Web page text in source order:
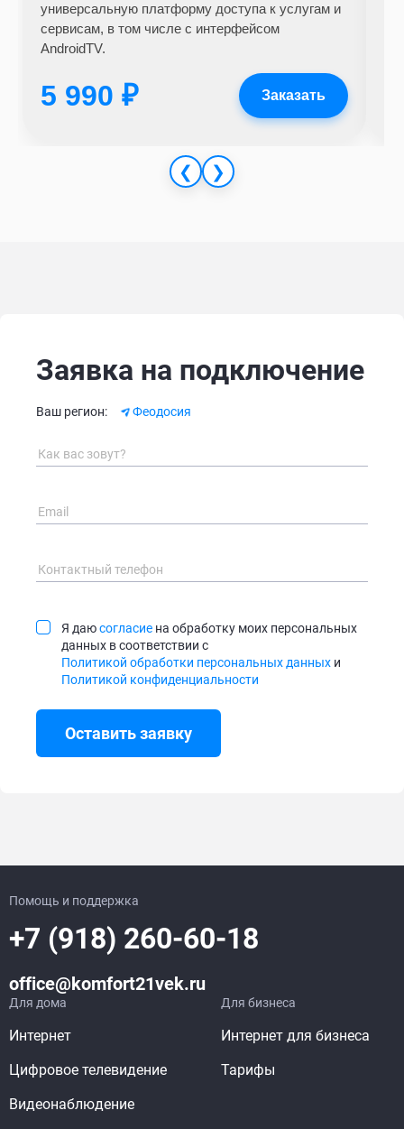
универсальную платформу доступа к услугам и
сервисам, в том числе с интерфейсом
AndroidTV.
5 990 ₽ Заказать
❮ ❯
Заявка на подключение
Ваш регион: Феодосия
Я даюсогласие на обработку моих персональных
данных в соответствии с
Политикой обработки персональных данных и
Политикой конфиденциальности
Оставить заявку
Alternative:
Помощь и поддержка
+7 (918) 260-60-18
office@komfort21vek.ru
Для дома
Интернет
Цифровое телевидение
Видеонаблюдение
Для бизнеса
Интернет для бизнеса
Тарифы